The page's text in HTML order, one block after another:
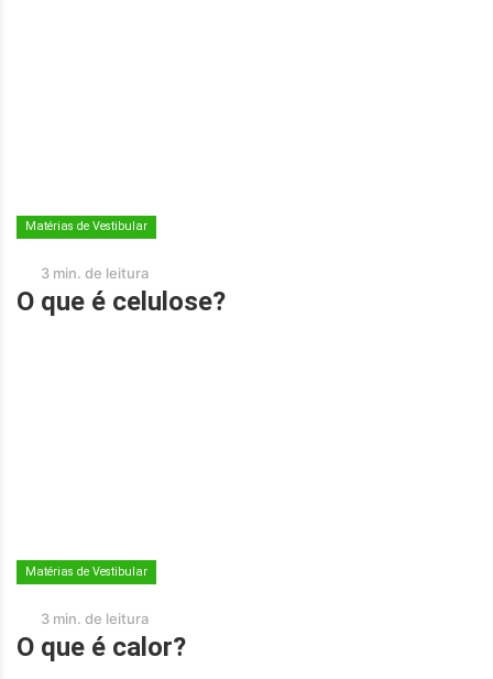
Matérias de Vestibular
3 min. de leitura
O que é celulose?
Matérias de Vestibular
3 min. de leitura
O que é calor?